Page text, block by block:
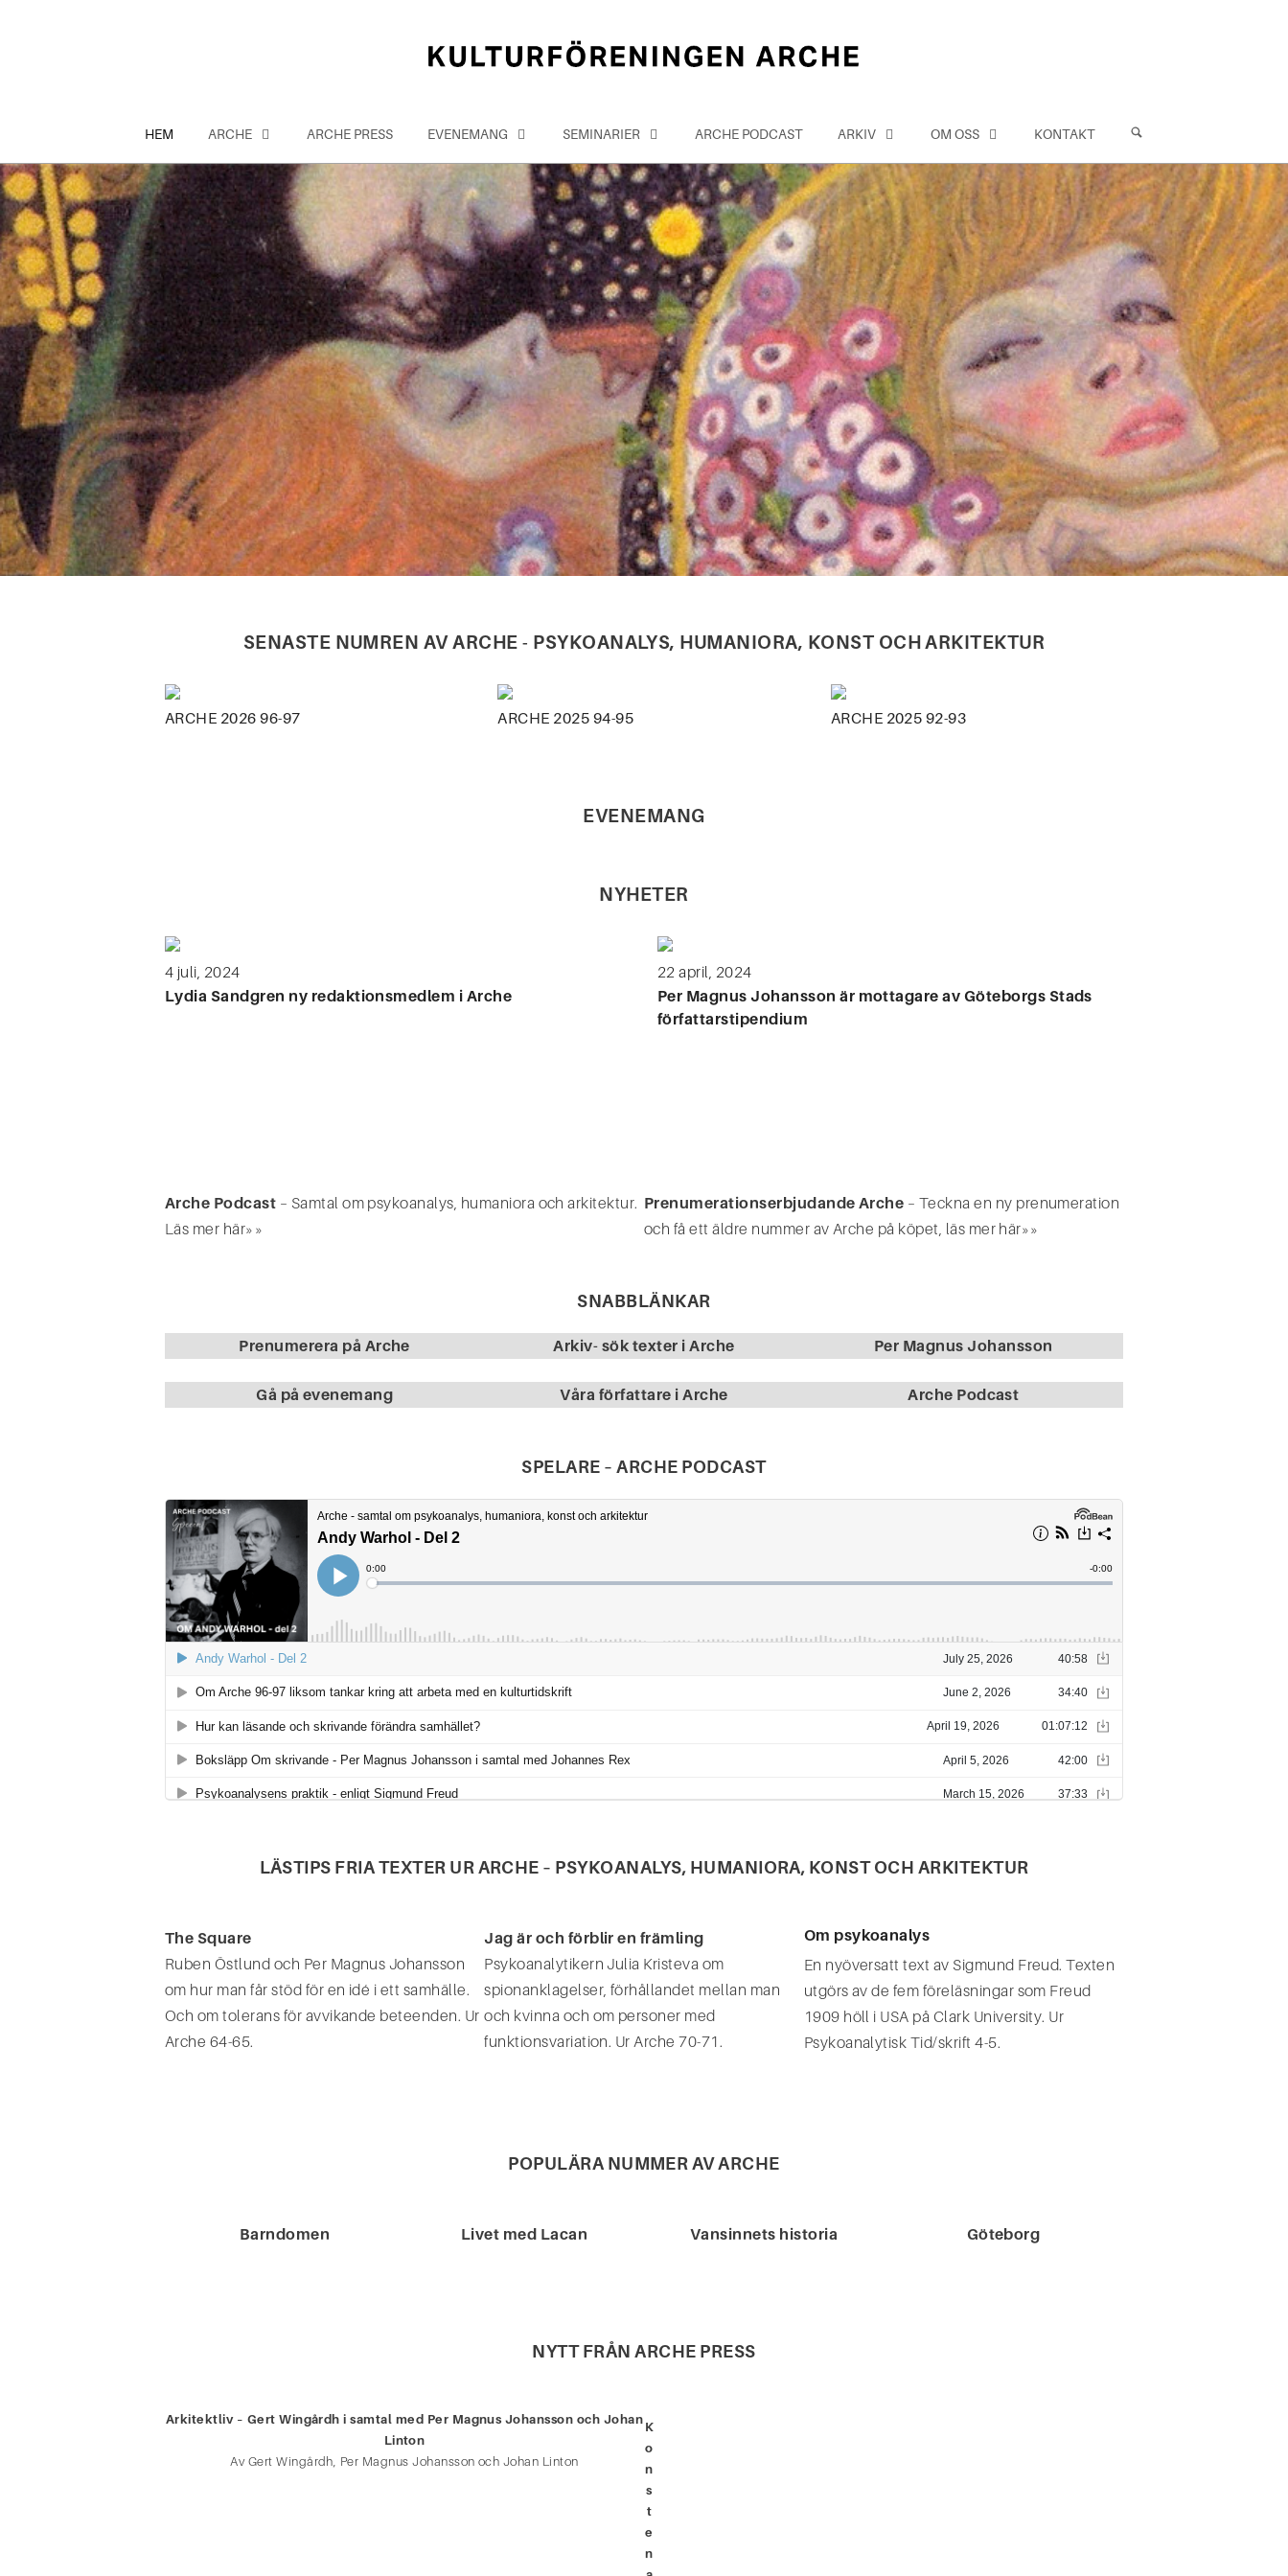
HEM ARCHE ARCHE PRESS EVENEMANG SEMINARIER ARCHE PODCAST ARKIV OM OSS KONTAKT
Sök
efter:
SENASTE NUMREN AV ARCHE - PSYKOANALYS, HUMANIORA, KONST OCH ARKITEKTUR
ARCHE 2026 96-97 ARCHE 2025 94-95 ARCHE 2025 92-93
EVENEMANG
NYHETER
4 juli, 2024
Lydia Sandgren ny redaktionsmedlem i Arche
22 april, 2024
Per Magnus Johansson är mottagare av Göteborgs Stads
författarstipendium
Arche Podcast – Samtal om psykoanalys, humaniora och arkitektur.
Läs mer här»»
Prenumerationserbjudande Arche – Teckna en ny prenumeration
och få ett äldre nummer av Arche på köpet, läs mer här»»
SNABBLÄNKAR
Prenumerera på Arche
Gå på evenemang
Arkiv- sök texter i Arche
Våra författare i Arche
Per Magnus Johansson
Arche Podcast
SPELARE – ARCHE PODCAST
LÄSTIPS FRIA TEXTER UR ARCHE – PSYKOANALYS, HUMANIORA, KONST OCH ARKITEKTUR
The Square
Ruben Östlund och Per Magnus Johansson
om hur man får stöd för en idé i ett samhälle.
Och om tolerans för avvikande beteenden. Ur
Arche 64-65.
Jag är och förblir en främling
Psykoanalytikern Julia Kristeva om
spionanklagelser, förhållandet mellan man
och kvinna och om personer med
funktionsvariation. Ur Arche 70-71.
Om psykoanalys
En nyöversatt text av Sigmund Freud. Texten
utgörs av de fem föreläsningar som Freud
1909 höll i USA på Clark University. Ur
Psykoanalytisk Tid/skrift 4-5.
POPULÄRA NUMMER AV ARCHE
Barndomen Livet med Lacan Vansinnets historia Göteborg
NYTT FRÅN ARCHE PRESS
Arkitektliv – Gert Wingårdh i samtal med Per Magnus Johansson och Johan
Linton
Av Gert Wingårdh, Per Magnus Johansson och Johan Linton
K
o
n
s
t
e
n